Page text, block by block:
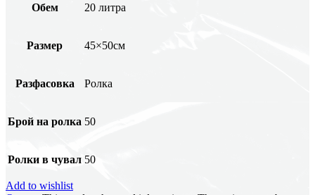
Обем 20 литра
Размер 45×50см
Разфасовка Ролка
Брой на ролка 50
Ролки в чувал 50
Add to wishlist